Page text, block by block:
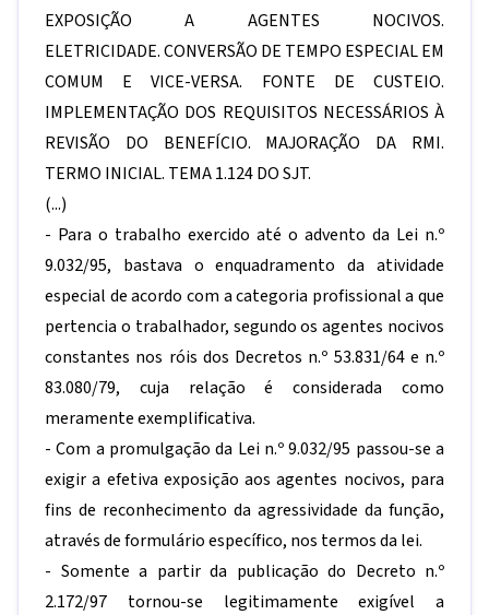
EXPOSIÇÃO A AGENTES NOCIVOS.
ELETRICIDADE. CONVERSÃO DE TEMPO ESPECIAL EM
COMUM E VICE-VERSA. FONTE DE CUSTEIO.
IMPLEMENTAÇÃO DOS REQUISITOS NECESSÁRIOS À
REVISÃO DO BENEFÍCIO. MAJORAÇÃO DA RMI.
TERMO INICIAL. TEMA 1.124 DO SJT.
(...)
- Para o trabalho exercido até o advento da Lei n.º
9.032/95, bastava o enquadramento da atividade
especial de acordo com a categoria profissional a que
pertencia o trabalhador, segundo os agentes nocivos
constantes nos róis dos Decretos n.º 53.831/64 e n.º
83.080/79, cuja relação é considerada como
meramente exemplificativa.
- Com a promulgação da Lei n.º 9.032/95 passou-se a
exigir a efetiva exposição aos agentes nocivos, para
fins de reconhecimento da agressividade da função,
através de formulário específico, nos termos da lei.
- Somente a partir da publicação do Decreto n.º
2.172/97 tornou-se legitimamente exigível a